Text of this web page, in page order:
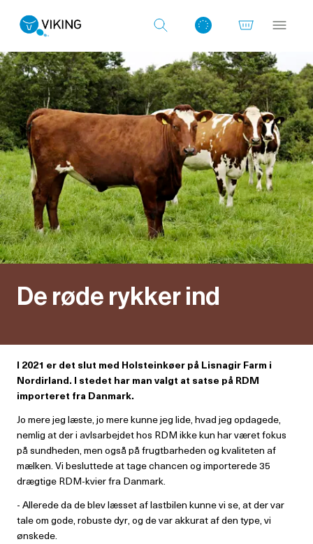
Log ind med det samme
De røde rykker ind
I 2021 er det slut med Holsteinkøer på Lisnagir Farm i
Nordirland. I stedet har man valgt at satse på RDM
importeret fra Danmark.
Jo mere jeg læste, jo mere kunne jeg lide, hvad jeg opdagede,
nemlig at der i avlsarbejdet hos RDM ikke kun har været fokus
på sundheden, men også på frugtbarheden og kvaliteten af
mælken. Vi besluttede at tage chancen og importerede 35
drægtige RDM-kvier fra Danmark.
- Allerede da de blev læsset af lastbilen kunne vi se, at der var
tale om gode, robuste dyr, og de var akkurat af den type, vi
ønskede.